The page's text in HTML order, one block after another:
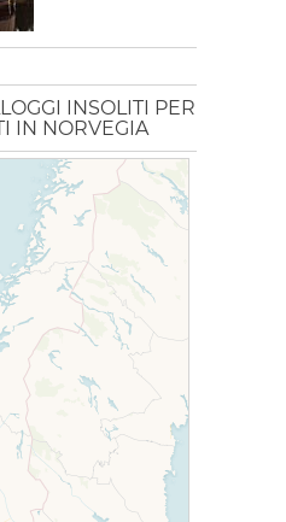
INSOLITI PER
IN NORVEGIA